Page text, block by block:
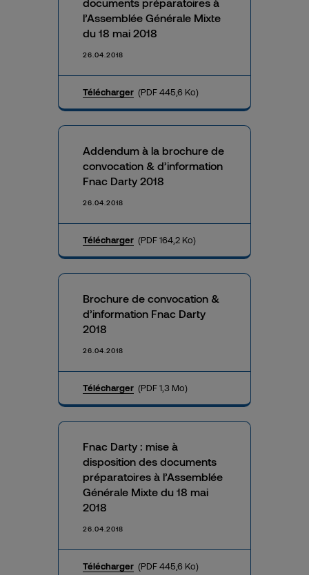
l’Assemblée Générale Mixte
du 18 mai 2018
26.04.2018
Télécharger (PDF 445,6 Ko)
Addendum à la brochure de
convocation & d’information
Fnac Darty 2018
26.04.2018
Télécharger (PDF 164,2 Ko)
Brochure de convocation &
d’information Fnac Darty
2018
26.04.2018
Télécharger (PDF 1,3 Mo)
Fnac Darty : mise à
disposition des documents
préparatoires à l’Assemblée
Générale Mixte du 18 mai
2018
26.04.2018
Télécharger (PDF 445,6 Ko)